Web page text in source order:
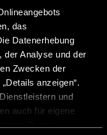
das
Datenerhebung
Analyse und der
Zwecken der
anzeigen“.
und
auch für eigene